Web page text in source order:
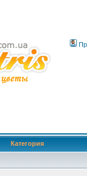
Категория